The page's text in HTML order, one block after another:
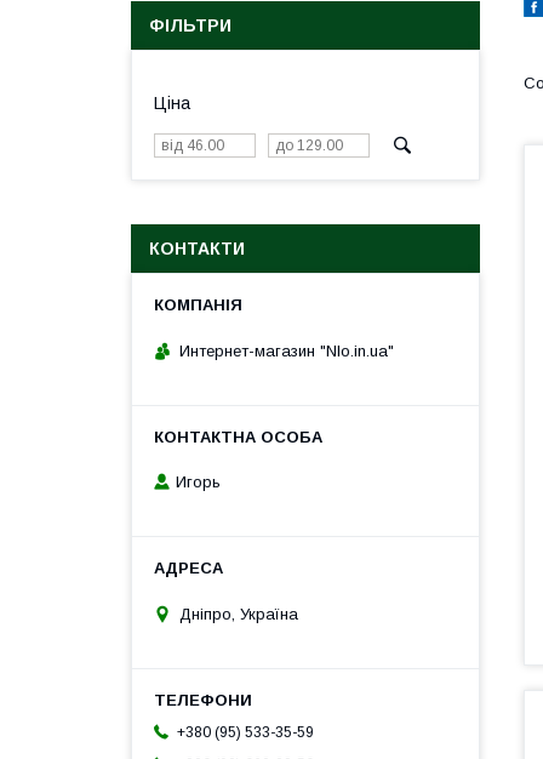
ФІЛЬТРИ
Ціна
КОНТАКТИ
Интернет-магазин "Nlo.in.ua"
Игорь
Дніпро, Україна
+380 (95) 533-35-59